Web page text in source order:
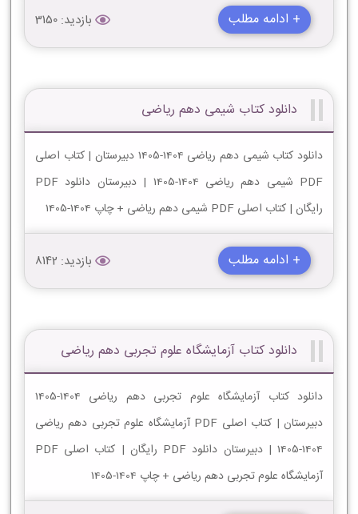
+ ادامه مطلب بازدید: 3150
دانلود کتاب شیمی دهم ریاضی
دانلود کتاب شیمی دهم ریاضی 1404-1405 دبیرستان | کتاب اصلی
PDF شیمی دهم ریاضی 1404-1405 | دبیرستان دانلود PDF
رایگان | کتاب اصلی PDF شیمی دهم ریاضی + چاپ 1404-1405
+ ادامه مطلب بازدید: 8142
دانلود کتاب آزمایشگاه علوم تجربی دهم ریاضی
دانلود کتاب آزمایشگاه علوم تجربی دهم ریاضی 1404-1405
دبیرستان | کتاب اصلی PDF آزمایشگاه علوم تجربی دهم ریاضی
1404-1405 | دبیرستان دانلود PDF رایگان | کتاب اصلی PDF
آزمایشگاه علوم تجربی دهم ریاضی + چاپ 1404-1405